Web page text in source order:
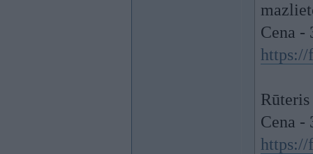
Cena -
https://
Cena -
https://